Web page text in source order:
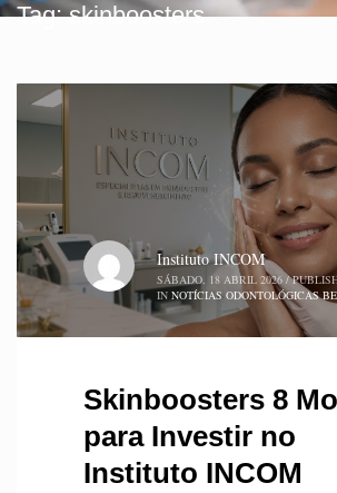
Tag: skinboosters
Instituto INCOM
SÁBADO, 18 ABRIL 2026 /
IN NOTÍCIAS ODONTOLÓGICAS
Skinboosters 8
para Investir no
Instituto INCOM